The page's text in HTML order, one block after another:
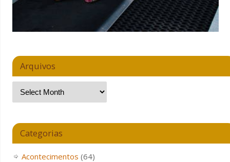
Arquivos
Categorias
Acontecimentos (64)